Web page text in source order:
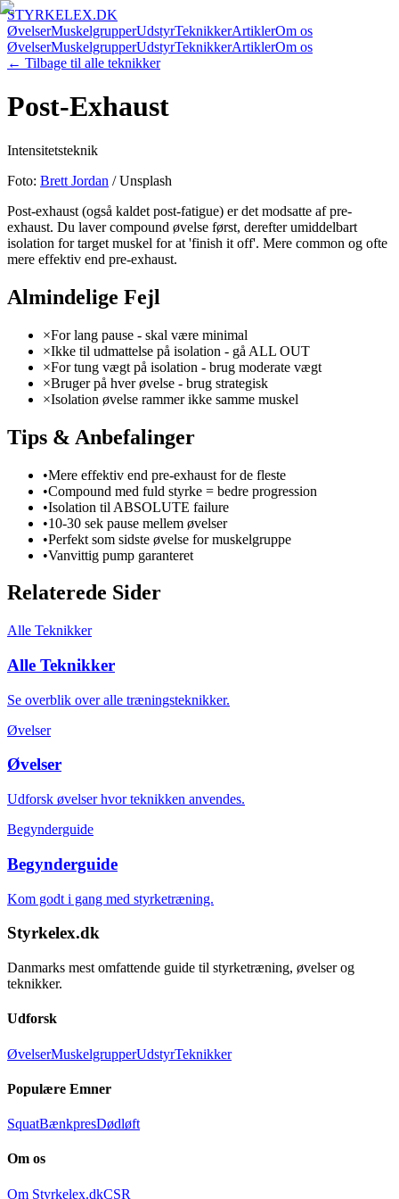
STYRKELEX.DK
ØvelserMuskelgrupperUdstyrTeknikkerArtiklerOm os
ØvelserMuskelgrupperUdstyrTeknikkerArtiklerOm os
← Tilbage til alle teknikker
Post-Exhaust
Intensitetsteknik
Foto: Brett Jordan / Unsplash
Post-exhaust (også kaldet post-fatigue) er det modsatte af pre-
exhaust. Du laver compound øvelse først, derefter umiddelbart
isolation for target muskel for at 'finish it off'. Mere common og ofte
mere effektiv end pre-exhaust.
Almindelige Fejl
×For lang pause - skal være minimal
×Ikke til udmattelse på isolation - gå ALL OUT
×For tung vægt på isolation - brug moderate vægt
×Bruger på hver øvelse - brug strategisk
×Isolation øvelse rammer ikke samme muskel
Tips & Anbefalinger
•Mere effektiv end pre-exhaust for de fleste
•Compound med fuld styrke = bedre progression
•Isolation til ABSOLUTE failure
•10-30 sek pause mellem øvelser
•Perfekt som sidste øvelse for muskelgruppe
•Vanvittig pump garanteret
Relaterede Sider
Alle Teknikker
Alle Teknikker
Se overblik over alle træningsteknikker.
Øvelser
Øvelser
Udforsk øvelser hvor teknikken anvendes.
Begynderguide
Begynderguide
Kom godt i gang med styrketræning.
Styrkelex.dk
Danmarks mest omfattende guide til styrketræning, øvelser og
teknikker.
Udforsk
ØvelserMuskelgrupperUdstyrTeknikker
Populære Emner
SquatBænkpresDødløft
Om os
Om Styrkelex.dkCSR